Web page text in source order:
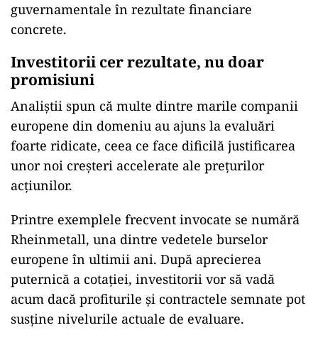
guvernamentale în rezultate financiare
concrete.
Investitorii cer rezultate, nu doar
promisiuni
Analiștii spun că multe dintre marile companii
europene din domeniu au ajuns la evaluări
foarte ridicate, ceea ce face dificilă justificarea
unor noi creșteri accelerate ale prețurilor
acțiunilor.
Printre exemplele frecvent invocate se numără
Rheinmetall, una dintre vedetele burselor
europene în ultimii ani. După aprecierea
puternică a cotației, investitorii vor să vadă
acum dacă profiturile și contractele semnate pot
susține nivelurile actuale de evaluare.